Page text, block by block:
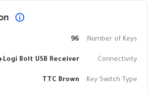
Number of Keys:
96
Connectivity:
Bolt USB Receiver
Key Switch Type:
TTC Brown